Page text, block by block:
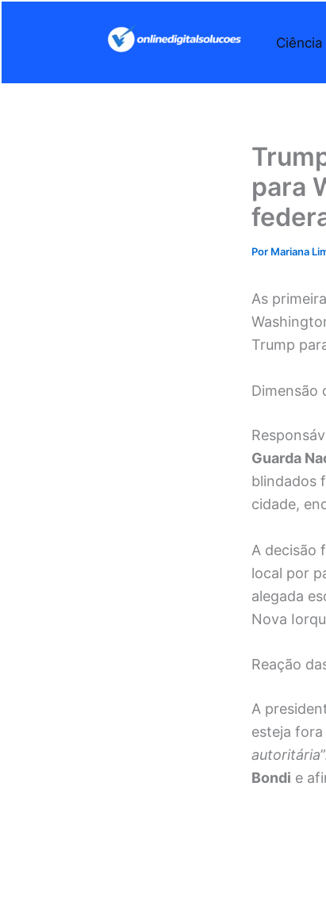
conteúdo
para
Por Mariana
As
Trump
Dimensão
Guarda
blindados
cidade,
A decisão
local por
alegada
Nova
Reação
A
esteja
autoritária
Bondi e